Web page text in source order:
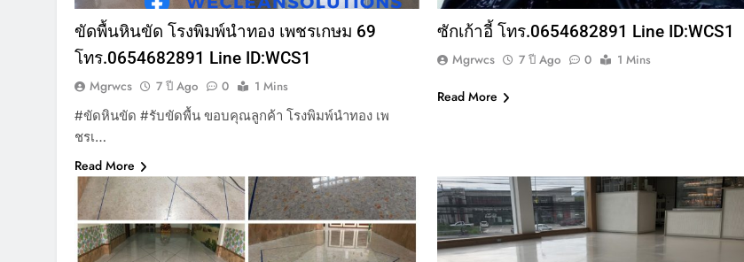
ขัดพื้นหินขัด โรงพิมพ์นำทอง เพชรเกษม 69
โทร.0654682891 Line ID:WCS1
Mgrwcs 7 ปี Ago 0
1 Mins
#ขัดหินขัด #รับขัดพื้น ขอบคุณลูกค้า โรงพิมพ์นำทอง เพ
ชรเ…
Read More
ซักเก้าอี้ โทร.0654682891 Line ID:WCS1
Mgrwcs 7 ปี Ago 0 1 Mins
Read More